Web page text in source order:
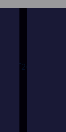
「26.2」に対応